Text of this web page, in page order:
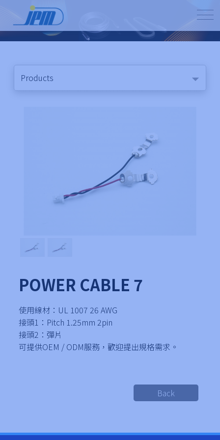
Products
POWER CABLE 7
使用線材：UL 1007 26 AWG
接頭1：Pitch 1.25mm 2pin
接頭2：彈片
可提供OEM / ODM服務，歡迎提出規格需求。
Back